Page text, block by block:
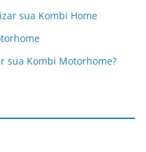
sua Kombi Home
sua Kombi Motorhome?